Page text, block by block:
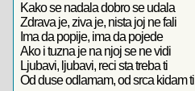
Kako se nadala dobro se udala
Zdrava je, ziva je, nista joj ne fali
Ima da popije, ima da pojede
Ako i tuzna je na njoj se ne vidi
Ljubavi, ljubavi, reci sta treba ti
Od duse odlamam, od srca kidam ti